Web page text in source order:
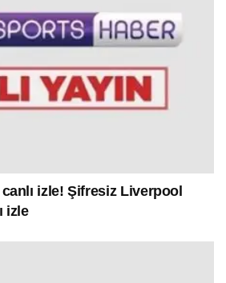
izle! Şifresiz Liverpool
izle